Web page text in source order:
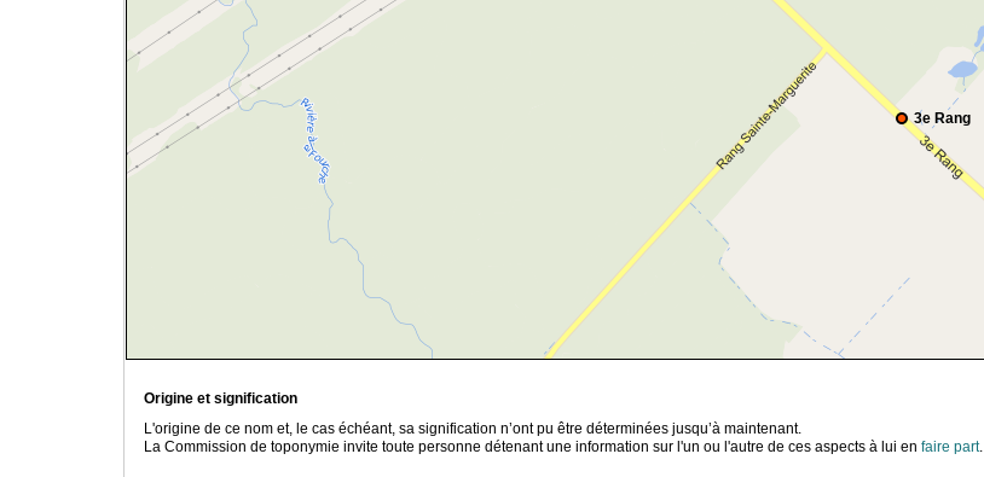
3e Rang
Origine et signification
L'origine de ce nom et, le cas échéant, sa signification n’ont pu être déterminées jusqu’à maintenant.
La Commission de toponymie invite toute personne détenant une information sur l'un ou l'autre de ces aspects à lui en faire part.